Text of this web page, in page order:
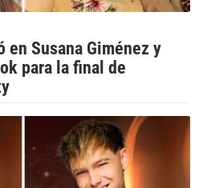
Susana Giménez y
para la final de